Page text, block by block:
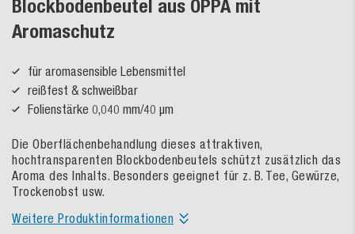
Blockbodenbeutel aus OPPA mit
Aromaschutz
für aromasensible Lebensmittel
reißfest & schweißbar
Folienstärke 0,040 mm/40 µm
Die Oberflächenbehandlung dieses attraktiven,
hochtransparenten Blockbodenbeutels schützt zusätzlich das
Aroma des Inhalts. Besonders geeignet für z. B. Tee, Gewürze,
Trockenobst usw.
Weitere Produktinformationen